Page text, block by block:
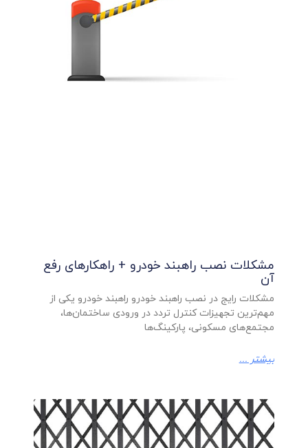
مشکلات نصب راهبند خودرو + راهکارهای رفع
آن
مشکلات رایج در نصب راهبند خودرو راهبند خودرو یکی از
مهم‌ترین تجهیزات کنترل تردد در ورودی ساختمان‌ها،
مجتمع‌های مسکونی، پارکینگ‌ها
بیشتر ...